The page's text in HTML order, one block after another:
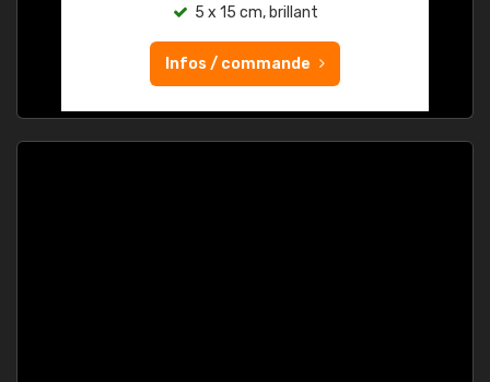
5 x 15 cm, brillant
Infos / commande